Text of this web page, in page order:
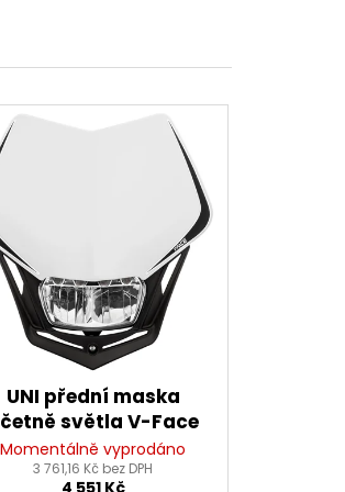
UNI přední maska
světla V-Face
FULL LED, RTECH (bílá/
černá)
Momentálně vyprodáno
3 761,16 Kč bez DPH
4 551 Kč